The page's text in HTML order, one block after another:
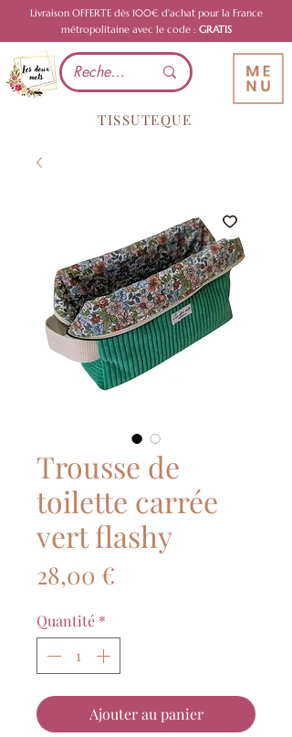
Livraison OFFERTE dès 100€ d'achat pour la France
métropolitaine avec le code : GRATIS
TISSUTEQUE
Trousse de
toilette carrée
vert flashy
28,00 €
Quantité *
Ajouter au panier